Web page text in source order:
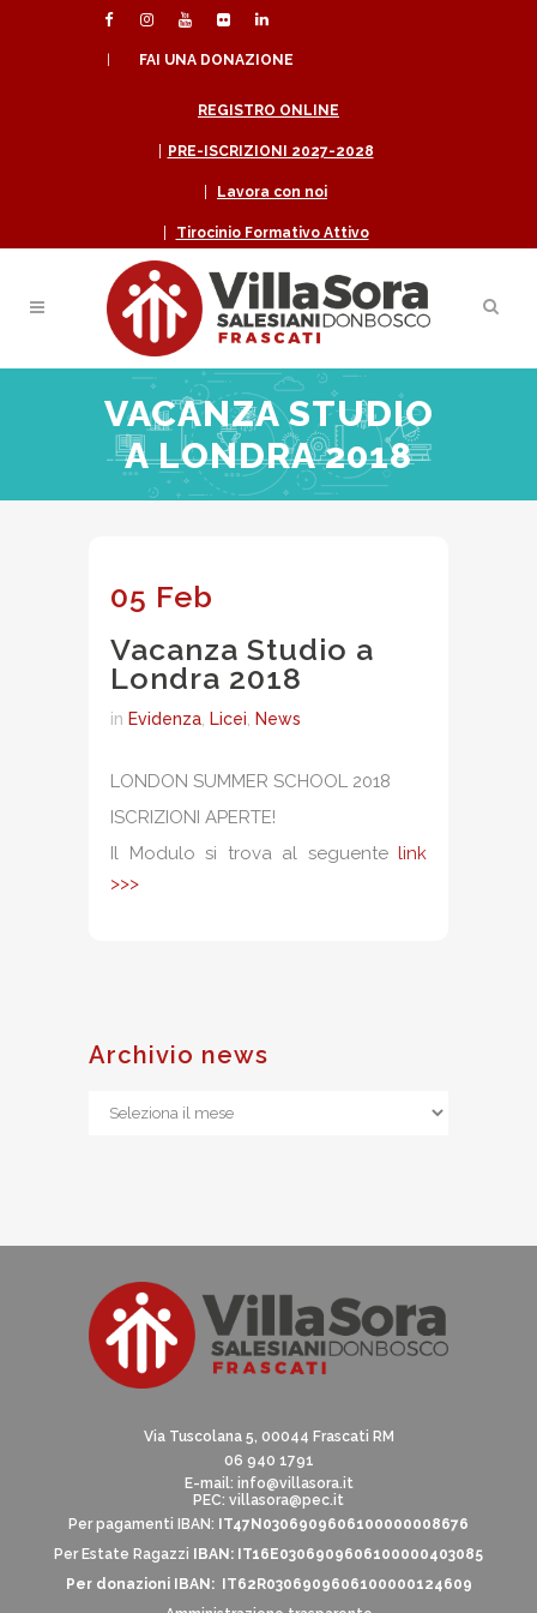
FAI UNA DONAZIONE
REGISTRO ONLINE
PRE-ISCRIZIONI 2027-2028
Lavora con noi
Tirocinio Formativo Attivo
VACANZA STUDIO
A LONDRA 2018
05 Feb
Vacanza Studio a
Londra 2018
in Evidenza Licei News
LONDON SUMMER SCHOOL 2018
ISCRIZIONI APERTE!
Il Modulo si trova al seguente link
>>>
Archivio news
Archivio
Via Tuscolana 5, 00044 Frascati RM
06 940 1791
E-mail: info@villasora.it
PEC: villasora@pec.it
Per pagamenti IBAN: IT47N0306909606100000008676
Per Estate Ragazzi IBAN: IT16E0306909606100000403085
Per donazioni IBAN: IT62R0306909606100000124609